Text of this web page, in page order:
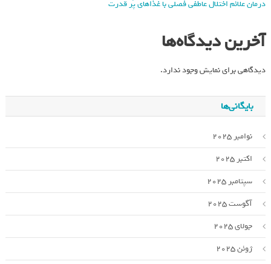
درمان علائم اختلال عاطفی فصلی با غذاهای پُر قدرت
آخرین دیدگاه‌ها
دیدگاهی برای نمایش وجود ندارد.
بایگانی‌ها
نوامبر 2025
اکتبر 2025
سپتامبر 2025
آگوست 2025
جولای 2025
ژوئن 2025